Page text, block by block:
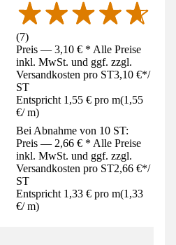
(7)
Preis — 3,10 € * Alle Preise
inkl. MwSt. und ggf. zzgl.
Versandkosten pro ST3,10 €*/
ST
Entspricht 1,55 € pro m(1,55
€/ m)
Bei Abnahme von 10 ST:
Preis — 2,66 € * Alle Preise
inkl. MwSt. und ggf. zzgl.
Versandkosten pro ST2,66 €*/
ST
Entspricht 1,33 € pro m(1,33
€/ m)